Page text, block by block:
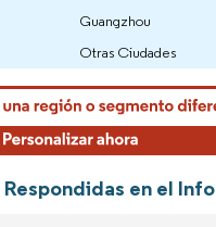
Guangzhou
Otras Ciudades
en el